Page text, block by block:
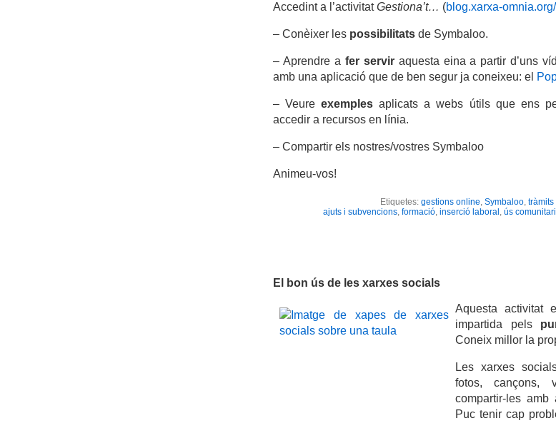
Accedint a l’activitatGestiona’t… (blog.xarxa-
– Conèixer les possibilitats de Symbaloo.
– Aprendre a fer serviraquesta eina a partir d’uns
amb una aplicació que de ben segur ja coneixeu: el
– Veureexemples aplicats a webs útils que ens
accedir a recursos en línia.
– Compartir els nostres/vostres Symbaloo
Animeu-vos!
Etiquetes: gestions online, Symbaloo,
ajuts i subvencions, formació, inserció laboral , ús comunitari
El bon ús de les xarxes socials
Aquesta activitat
impartida pels
Coneix millor la
Les xarxes
fotos, cançons,
compartir-les
Puc tenir cap